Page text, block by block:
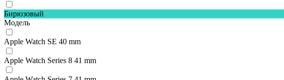
Бирюзовый
Модель
Apple Watch SE 40 mm
Apple Watch Series 8 41 mm